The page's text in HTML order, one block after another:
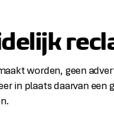
worden, geen
in plaats daarvan een